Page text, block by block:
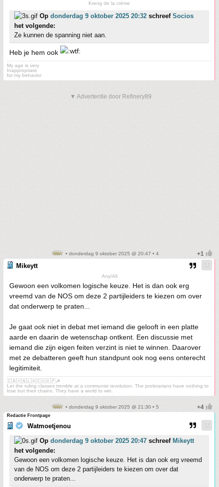
Kreng de la crème
Op donderdag 9 oktober 2025 20:32 schreef Socios
het volgende:
Ze kunnen de spanning niet aan.
Heb je hem ook
My age is very
Inappropriate
for my behavior
▼ Advertentie door Refinery89
• donderdag 9 oktober 2025 @ 20:47 • 4
Mikeytt
Any/All
Gewoon een volkomen logische keuze. Het is dan ook erg
vreemd van de NOS om deze 2 partijleiders te kiezen om over
dat onderwerp te praten...
Je gaat ook niet in debat met iemand die gelooft in een platte
aarde en daarin de wetenschap ontkent. Een discussie met
iemand die zijn eigen feiten verzint is niet te winnen. Daarover
met ze debatteren geeft hun standpunt ook nog eens onterecht
legitimiteit.
🇨🇳🇻🇳🇱🇦🇨🇺🇰🇵☭
Let the ruling classes tremble at a communist revolution. The proletarians have nothing to
lose but their chains. They have a world to win.
• donderdag 9 oktober 2025 @ 21:30 • 5
Redactie Frontpage
Watmoetjenou
Op donderdag 9 oktober 2025 20:47 schreef Mikeytt
het volgende:
Gewoon een volkomen logische keuze. Het is dan ook erg vreemd
van de NOS om deze 2 partijleiders te kiezen om over dat
onderwerp te praten...